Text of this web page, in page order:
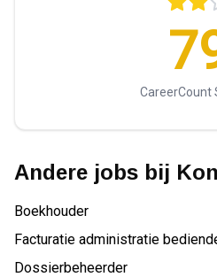
CareerCount
Andere jobs bij
Boekhouder
Facturatie administratie
Dossierbeheerder